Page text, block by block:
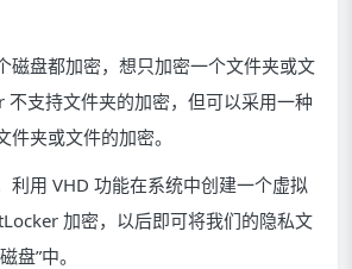
磁盘都加密，想只加密一个文件夹或文
支持文件夹的加密，但可以采用一种
夹或文件的加密。
利用 VHD 功能在系统中创建一个虚拟
加密，以后即可将我们的隐私文
盘”中。